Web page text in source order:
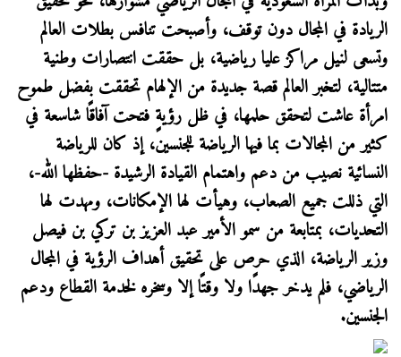
الريادة في المجال دون توقف، وأصبحت تنافس بطلات العالم
وتسعى لنيل مراكز عليا رياضية، بل حققت انتصارات وطنية
متتالية، لتخبر العالم قصة جديدة من الإلهام تحققت بفضل طموح
امرأة عاشت لتحقق حلمها، في ظل رؤيةٍ فتحت آفاقًا شاسعة في
كثير من المجالات بما فيها الرياضة للجنسين، إذ كان للرياضة
النسائية نصيب من دعم واهتمام القيادة الرشيدة -حفظها الله-،
التي ذللت جميع الصعاب، وهيأت لها الإمكانات، ومهدت لها
التحديات، بمتابعة من سمو الأمير عبد العزيز بن تركي بن فيصل
وزير الرياضة، الذي حرص على تحقيق أهداف الرؤية في المجال
الرياضي، فلم يدخر جهدًا ولا وقتًا إلا وسخره لخدمة القطاع ودعم
الجنسين.